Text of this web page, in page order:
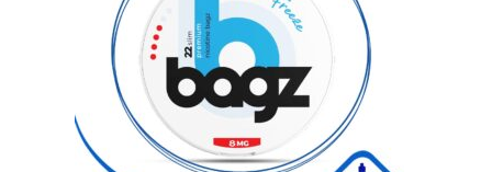
options
may
be
chosen
on